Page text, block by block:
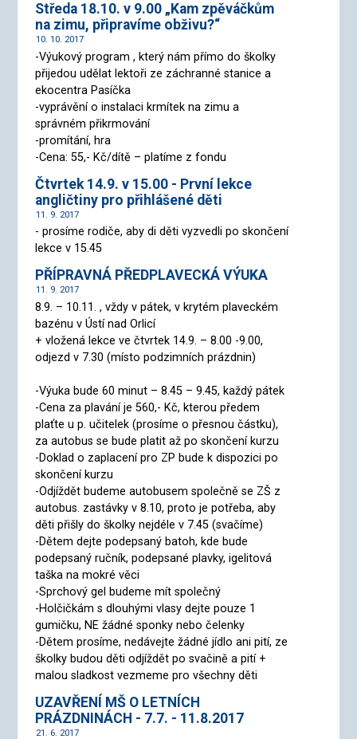
Středa 18.10. v 9.00 „Kam zpěváčkům
na zimu, připravíme obživu?“
10. 10. 2017
-Výukový program , který nám přímo do školky
přijedou udělat lektoři ze záchranné stanice a
ekocentra Pasíčka
-vyprávění o instalaci krmítek na zimu a
správném přikrmování
-promítání, hra
-Cena: 55,- Kč/dítě – platíme z fondu
Čtvrtek 14.9. v 15.00 - První lekce
angličtiny pro přihlášené děti
11. 9. 2017
- prosíme rodiče, aby di děti vyzvedli po skončení
lekce v 15.45
PŘÍPRAVNÁ PŘEDPLAVECKÁ VÝUKA
11. 9. 2017
8.9. – 10.11. , vždy v pátek, v krytém plaveckém
bazénu v Ústí nad Orlicí
+ vložená lekce ve čtvrtek 14.9. – 8.00 -9.00,
odjezd v 7.30 (místo podzimních prázdnin)
-Výuka bude 60 minut – 8.45 – 9.45, každý pátek
-Cena za plavání je 560,- Kč, kterou předem
plaťte u p. učitelek (prosíme o přesnou částku),
za autobus se bude platit až po skončení kurzu
-Doklad o zaplacení pro ZP bude k dispozici po
skončení kurzu
-Odjíždět budeme autobusem společně se ZŠ z
autobus. zastávky v 8.10, proto je potřeba, aby
děti přišly do školky nejdéle v 7.45 (svačíme)
-Dětem dejte podepsaný batoh, kde bude
podepsaný ručník, podepsané plavky, igelitová
taška na mokré věci
-Sprchový gel budeme mít společný
-Holčičkám s dlouhými vlasy dejte pouze 1
gumičku, NE žádné sponky nebo čelenky
-Dětem prosíme, nedávejte žádné jídlo ani pití, ze
školky budou děti odjíždět po svačině a pití +
malou sladkost vezmeme pro všechny děti
UZAVŘENÍ MŠ O LETNÍCH
PRÁZDNINÁCH - 7.7. - 11.8.2017
21. 6. 2017